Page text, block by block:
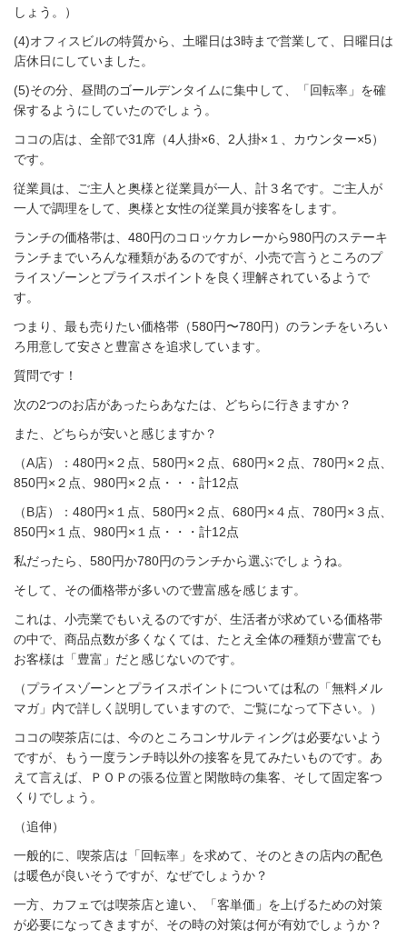
しょう。）
(4)オフィスビルの特質から、土曜日は3時まで営業して、日曜日は
店休日にしていました。
(5)その分、昼間のゴールデンタイムに集中して、「回転率」を確
保するようにしていたのでしょう。
ココの店は、全部で31席（4人掛×6、2人掛×１、カウンター×5）
です。
従業員は、ご主人と奥様と従業員が一人、計３名です。ご主人が
一人で調理をして、奥様と女性の従業員が接客をします。
ランチの価格帯は、480円のコロッケカレーから980円のステーキ
ランチまでいろんな種類があるのですが、小売で言うところのプ
ライスゾーンとプライスポイントを良く理解されているようで
す。
つまり、最も売りたい価格帯（580円〜780円）のランチをいろい
ろ用意して安さと豊富さを追求しています。
質問です！
次の2つのお店があったらあなたは、どちらに行きますか？
また、どちらが安いと感じますか？
（A店）：480円×２点、580円×２点、680円×２点、780円×２点、
850円×２点、980円×２点・・・計12点
（B店）：480円×１点、580円×２点、680円×４点、780円×３点、
850円×１点、980円×１点・・・計12点
私だったら、580円か780円のランチから選ぶでしょうね。
そして、その価格帯が多いので豊富感を感じます。
これは、小売業でもいえるのですが、生活者が求めている価格帯
の中で、商品点数が多くなくては、たとえ全体の種類が豊富でも
お客様は「豊富」だと感じないのです。
（プライスゾーンとプライスポイントについては私の「無料メル
マガ」内で詳しく説明していますので、ご覧になって下さい。）
ココの喫茶店には、今のところコンサルティングは必要ないよう
ですが、もう一度ランチ時以外の接客を見てみたいものです。あ
えて言えば、ＰＯＰの張る位置と閑散時の集客、そして固定客つ
くりでしょう。
（追伸）
一般的に、喫茶店は「回転率」を求めて、そのときの店内の配色
は暖色が良いそうですが、なぜでしょうか？
一方、カフェでは喫茶店と違い、「客単価」を上げるための対策
が必要になってきますが、その時の対策は何が有効でしょうか？